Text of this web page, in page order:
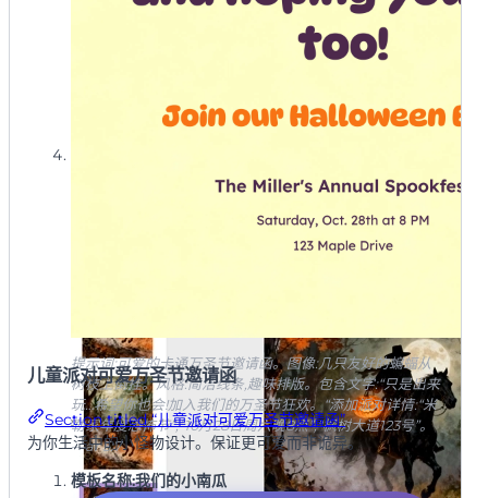
了,你可以下载用于打印或分享的高清文件。或者,点击”
发布”在Mew Design灵感画廊中展示你的作品。
提示词:可爱的卡通万圣节邀请函。图像:几只友好的蝙蝠从
树枝上倒挂。风格:简洁线条,趣味排版。包含文字:“只是出来
玩…希望你也会!加入我们的万圣节狂欢。“添加派对详情:“米
勒家年度恐怖节”,“10月28日周六晚8点”,“枫树大道123号”。
—ar 5:7
儿童派对可爱万圣节邀请函
Section titled “儿童派对可爱万圣节邀请函”
为你生活中的小怪物设计。保证更可爱而非诡异。
模板名称:我们的小南瓜